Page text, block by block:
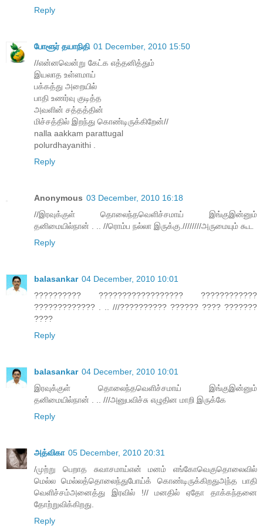
Reply
போளூர் தயாநிதி 01 December, 2010 15:50
//என்னவென்று கேட்க எத்தனித்தும்
இயலாத உள்ளமாய்
பக்கத்து அறையில்
பாதி உணர்வு குடித்த
அவளின் சத்தத்தின்
மிச்சத்தில் இறந்து கொண்டிருக்கிறேன்//
nalla aakkam parattugal
polurdhayanithi .
Reply
Anonymous 03 December, 2010 16:18
//இரவுக்குள் தொலைந்தவெளிச்சமாய் இங்குஇன்னும்
தனிமையில்நான் . .. //ரொம்ப நல்லா இருக்கு.////////அருமையும் கூட
Reply
balasankar 04 December, 2010 10:01
?????????? ?????????????????? ????????????
????????????? . .. ///?????????? ?????? ???? ???????
????
Reply
balasankar 04 December, 2010 10:01
இரவுக்குள் தொலைந்தவெளிச்சமாய் இங்குஇன்னும்
தனிமையில்நான் . .. ///அனுபவிச்சு எழுதின மாறி இருக்கே
Reply
அத்விகா 05 December, 2010 20:31
/முற்று பெறாத சுவாசமாய்என் மனம் எங்கோவெகுதொலைவில்
மெல்ல மெல்லத்தொலைந்துபோய்க் கொண்டிருக்கிறதுஅந்த பாதி
வெளிச்சம்அனைத்து இரவில் !// மனதில் ஏதோ தாக்கந்தனை
தோற்றுவிக்கிறது.
Reply